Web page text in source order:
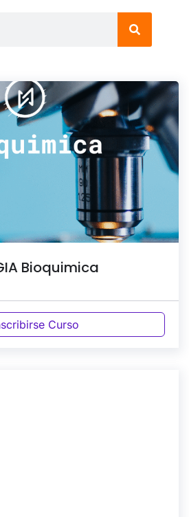
Bioquimica
Curso